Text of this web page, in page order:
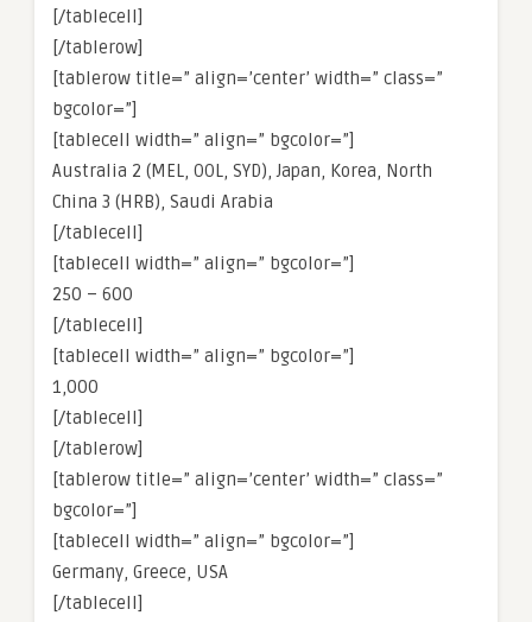
[/tablecell]
[/tablerow]
[tablerow title=” align=’center’ width=” class=”
bgcolor=”]
[tablecell width=” align=” bgcolor=”]
Australia 2 (MEL, OOL, SYD), Japan, Korea, North
China 3 (HRB), Saudi Arabia
[/tablecell]
[tablecell width=” align=” bgcolor=”]
250 – 600
[/tablecell]
[tablecell width=” align=” bgcolor=”]
1,000
[/tablecell]
[/tablerow]
[tablerow title=” align=’center’ width=” class=”
bgcolor=”]
[tablecell width=” align=” bgcolor=”]
Germany, Greece, USA
[/tablecell]